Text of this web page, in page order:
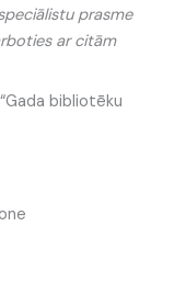
prasme
ar citām
bibliotēku